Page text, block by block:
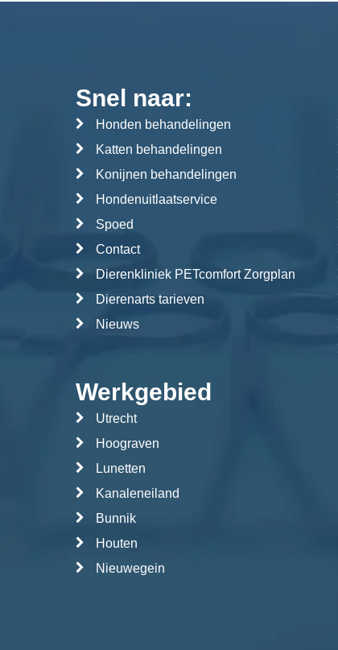
Snel naar:
Honden behandelingen
Katten behandelingen
Konijnen behandelingen
Hondenuitlaatservice
Spoed
Contact
Dierenkliniek PETcomfort Zorgplan
Dierenarts tarieven
Nieuws
Werkgebied
Utrecht
Hoograven
Lunetten
Kanaleneiland
Bunnik
Houten
Nieuwegein